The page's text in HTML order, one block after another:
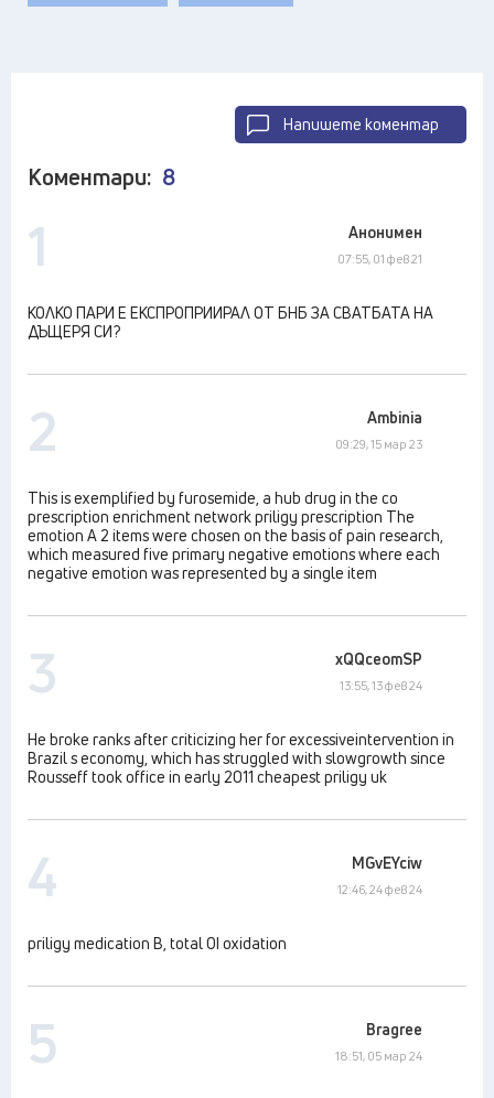
Напишете коментар
Коментари: 8
1 Анонимен
07:55, 01 фев 21
КОЛКО ПАРИ Е ЕКСПРОПРИИРАЛ ОТ БНБ ЗА СВАТБАТА НА
ДЪЩЕРЯ СИ?
2 Ambinia
09:29, 15 мар 23
This is exemplified by furosemide, a hub drug in the co
prescription enrichment network priligy prescription The
emotion A 2 items were chosen on the basis of pain research,
which measured five primary negative emotions where each
negative emotion was represented by a single item
3 xQQceomSP
13:55, 13 фев 24
He broke ranks after criticizing her for excessiveintervention in
Brazil s economy, which has struggled with slowgrowth since
Rousseff took office in early 2011 cheapest priligy uk
4 MGvEYciw
12:46, 24 фев 24
priligy medication B, total ОІ oxidation
5 Bragree
18:51, 05 мар 24